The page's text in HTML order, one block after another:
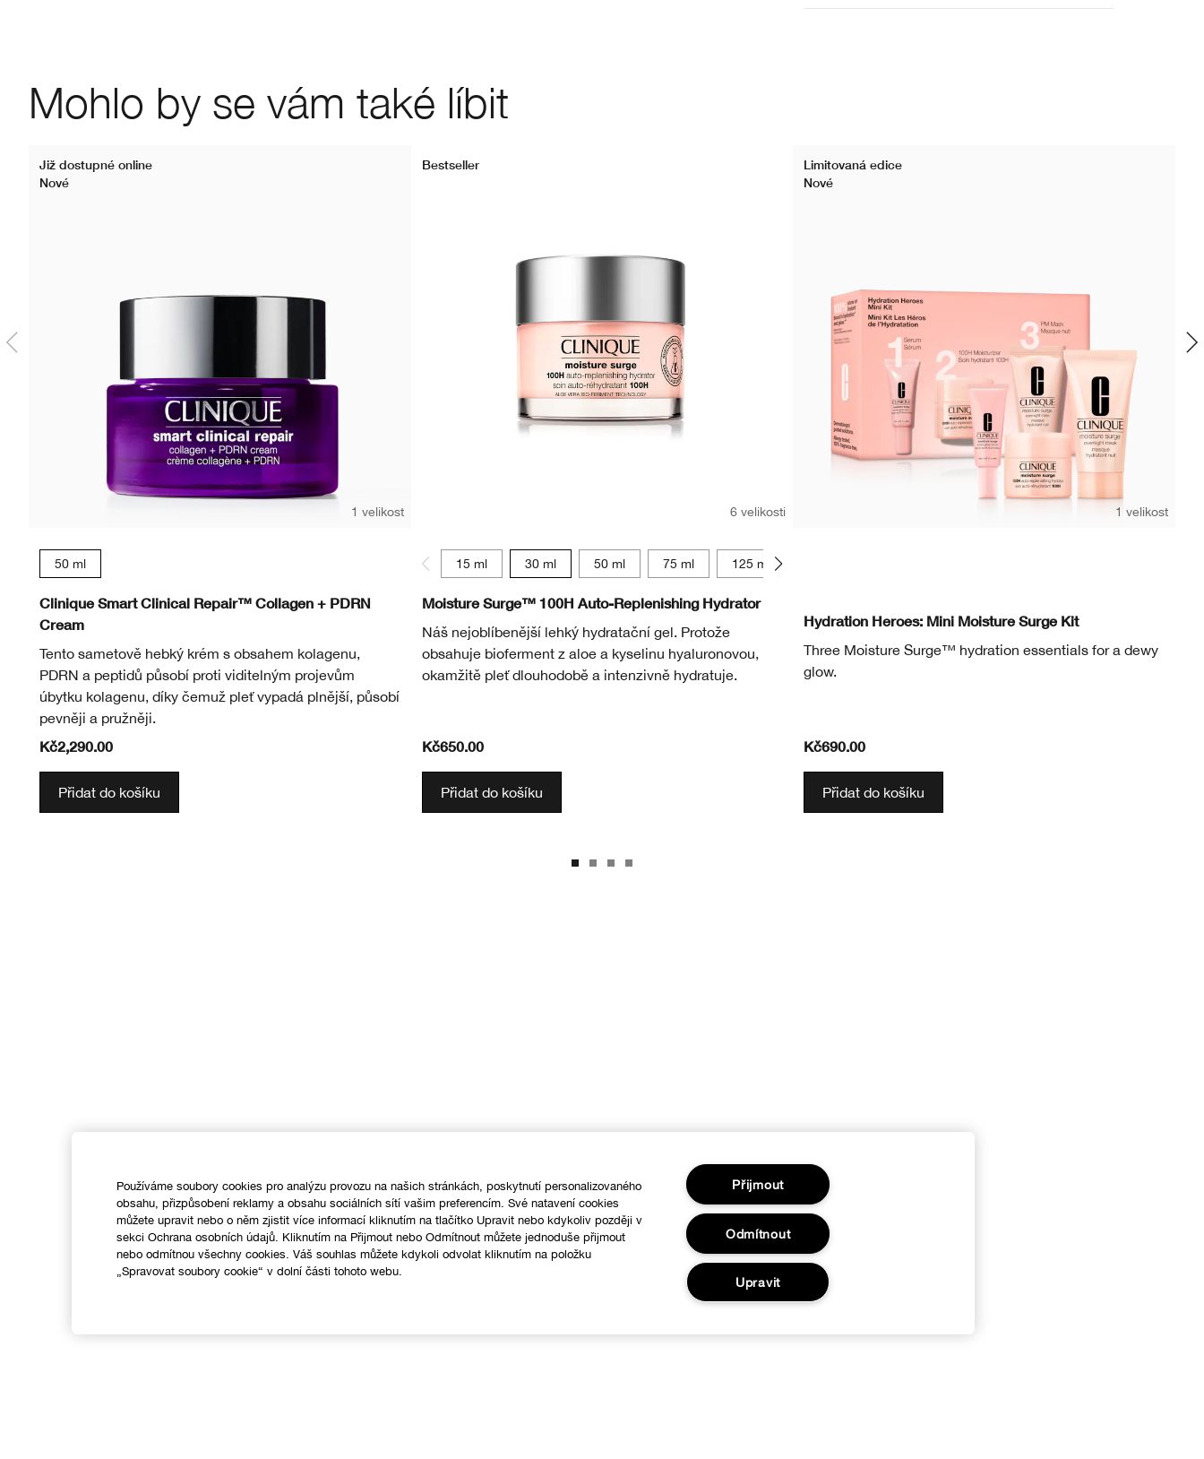
Mohlo by se vám také líbit
Již dostupné online
Nové
1 velikost
50 ml
Clinique Smart Clinical Repair™ Collagen + PDRN
Cream
Tento sametově hebký krém s obsahem kolagenu,
PDRN a peptidů působí proti viditelným projevům
úbytku kolagenu, díky čemuž pleť vypadá plnější, působí
pevněji a pružněji.
Kč2,290.00
Přidat do košíku
Bestseller
6 velikosti
15 ml 30 ml 50 ml 75 ml 125 ml
Moisture Surge™ 100H Auto-Replenishing Hydrator
Náš nejoblíbenější lehký hydratační gel. Protože
obsahuje bioferment z aloe a kyselinu hyaluronovou,
okamžitě pleť dlouhodobě a intenzivně hydratuje.
Kč650.00
Přidat do košíku
Limitovaná edice
Nové
1 velikost
Hydration Heroes: Mini Moisture Surge Kit
Three Moisture Surge™ hydration essentials for a dewy
glow.
Kč690.00
Přidat do košíku
Používáme soubory cookies pro analýzu provozu na našich stránkách, poskytnutí personalizovaného
obsahu, přizpůsobení reklamy a obsahu sociálních sítí vašim preferencím. Své natavení cookies
můžete upravit nebo o něm zjistit více informací kliknutím na tlačítko Upravit nebo kdykoliv později v
sekci Ochrana osobních údajů. Kliknutím na Přijmout nebo Odmítnout můžete jednoduše přijmout
nebo odmítnou všechny cookies. Váš souhlas můžete kdykoli odvolat kliknutím na položku
„Spravovat soubory cookie“ v dolní části tohoto webu.
Přijmout
Odmítnout
Upravit